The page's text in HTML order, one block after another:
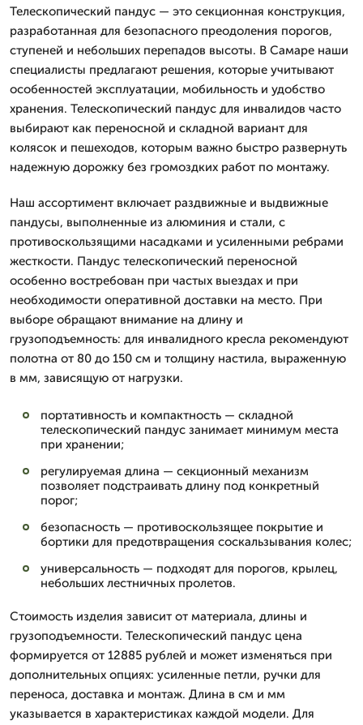
Телескопический пандус — это секционная конструкция,
разработанная для безопасного преодоления порогов,
ступеней и небольших перепадов высоты. В Самаре наши
специалисты предлагают решения, которые учитывают
особенностей эксплуатации, мобильность и удобство
хранения. Телескопический пандус для инвалидов часто
выбирают как переносной и складной вариант для
колясок и пешеходов, которым важно быстро развернуть
надежную дорожку без громоздких работ по монтажу.
Наш ассортимент включает раздвижные и выдвижные
пандусы, выполненные из алюминия и стали, с
противоскользящими насадками и усиленными ребрами
жесткости. Пандус телескопический переносной
особенно востребован при частых выездах и при
необходимости оперативной доставки на место. При
выборе обращают внимание на длину и
грузоподъемность: для инвалидного кресла рекомендуют
полотна от 80 до 150 см и толщину настила, выраженную
в мм, зависящую от нагрузки.
портативность и компактность — складной
телескопический пандус занимает минимум места
при хранении;
регулируемая длина — секционный механизм
позволяет подстраивать длину под конкретный
порог;
безопасность — противоскользящее покрытие и
бортики для предотвращения соскальзывания колес;
универсальность — подходят для порогов, крылец,
небольших лестничных пролетов.
Стоимость изделия зависит от материала, длины и
грузоподъемности. Телескопический пандус цена
формируется от 12885 рублей и может изменяться при
дополнительных опциях: усиленные петли, ручки для
переноса, доставка и монтаж. Длина в см и мм
указывается в характеристиках каждой модели. Для